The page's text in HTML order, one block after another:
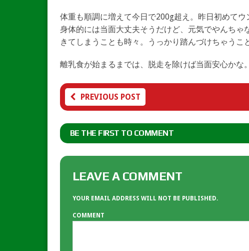
体重も順調に増えて今日で200g超え。昨日初めて
身体的には当面大丈夫そうだけど、元気でやんち
きてしまうことも時々。うっかり踏んづけちゃうこ
離乳食が始まるまでは、脱走を除けば当面安心かな。
PREVIOUS POST
BE THE FIRST TO COMMENT
LEAVE A COMMENT
YOUR EMAIL ADDRESS WILL NOT BE PUBLISHED.
COMMENT